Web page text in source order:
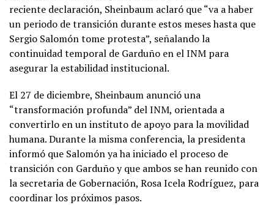
reciente declaración, Sheinbaum aclaró que “va a haber
un periodo de transición durante estos meses hasta que
Sergio Salomón tome protesta”, señalando la
continuidad temporal de Garduño en el INM para
asegurar la estabilidad institucional.
El 27 de diciembre, Sheinbaum anunció una
“transformación profunda” del INM, orientada a
convertirlo en un instituto de apoyo para la movilidad
humana. Durante la misma conferencia, la presidenta
informó que Salomón ya ha iniciado el proceso de
transición con Garduño y que ambos se han reunido con
la secretaria de Gobernación, Rosa Icela Rodríguez, para
coordinar los próximos pasos.